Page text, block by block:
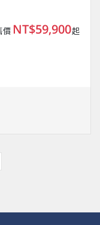
價 NT$59,900起